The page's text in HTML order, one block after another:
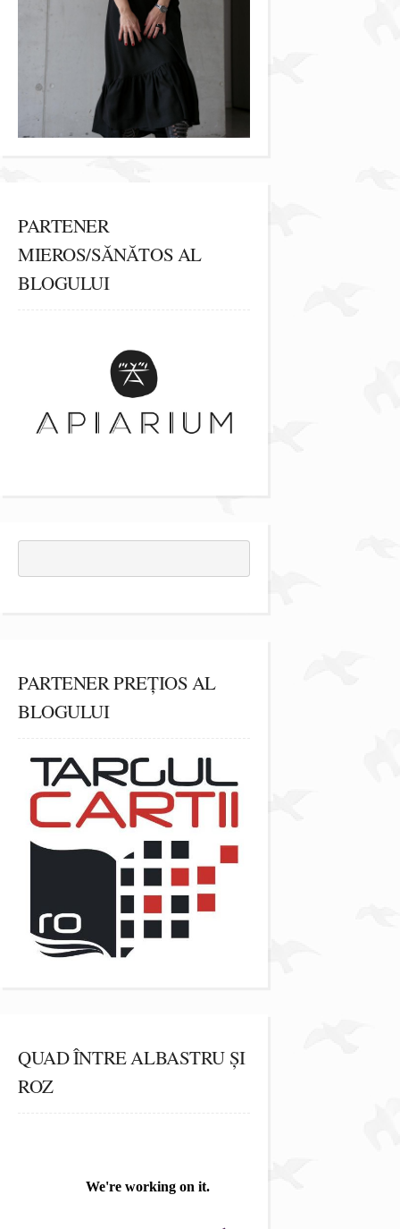
PARTENER
MIEROS/SĂNĂTOS AL
BLOGULUI
PARTENER PREȚIOS AL
BLOGULUI
QUAD ÎNTRE ALBASTRU ȘI
ROZ